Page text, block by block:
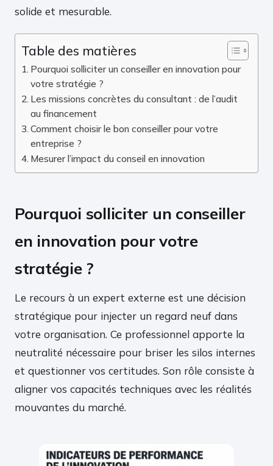
solide et mesurable.
Table des matières
Pourquoi solliciter un conseiller en innovation pour
votre stratégie ?
Les missions concrètes du consultant : de l’audit
au financement
Comment choisir le bon conseiller pour votre
entreprise ?
Mesurer l’impact du conseil en innovation
Pourquoi solliciter un conseiller
en innovation pour votre
stratégie ?
Le recours à un expert externe est une décision
stratégique pour injecter un regard neuf dans
votre organisation. Ce professionnel apporte la
neutralité nécessaire pour briser les silos internes
et questionner vos certitudes. Son rôle consiste à
aligner vos capacités techniques avec les réalités
mouvantes du marché.